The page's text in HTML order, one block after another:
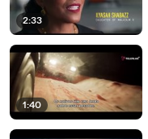
2:33
1:40